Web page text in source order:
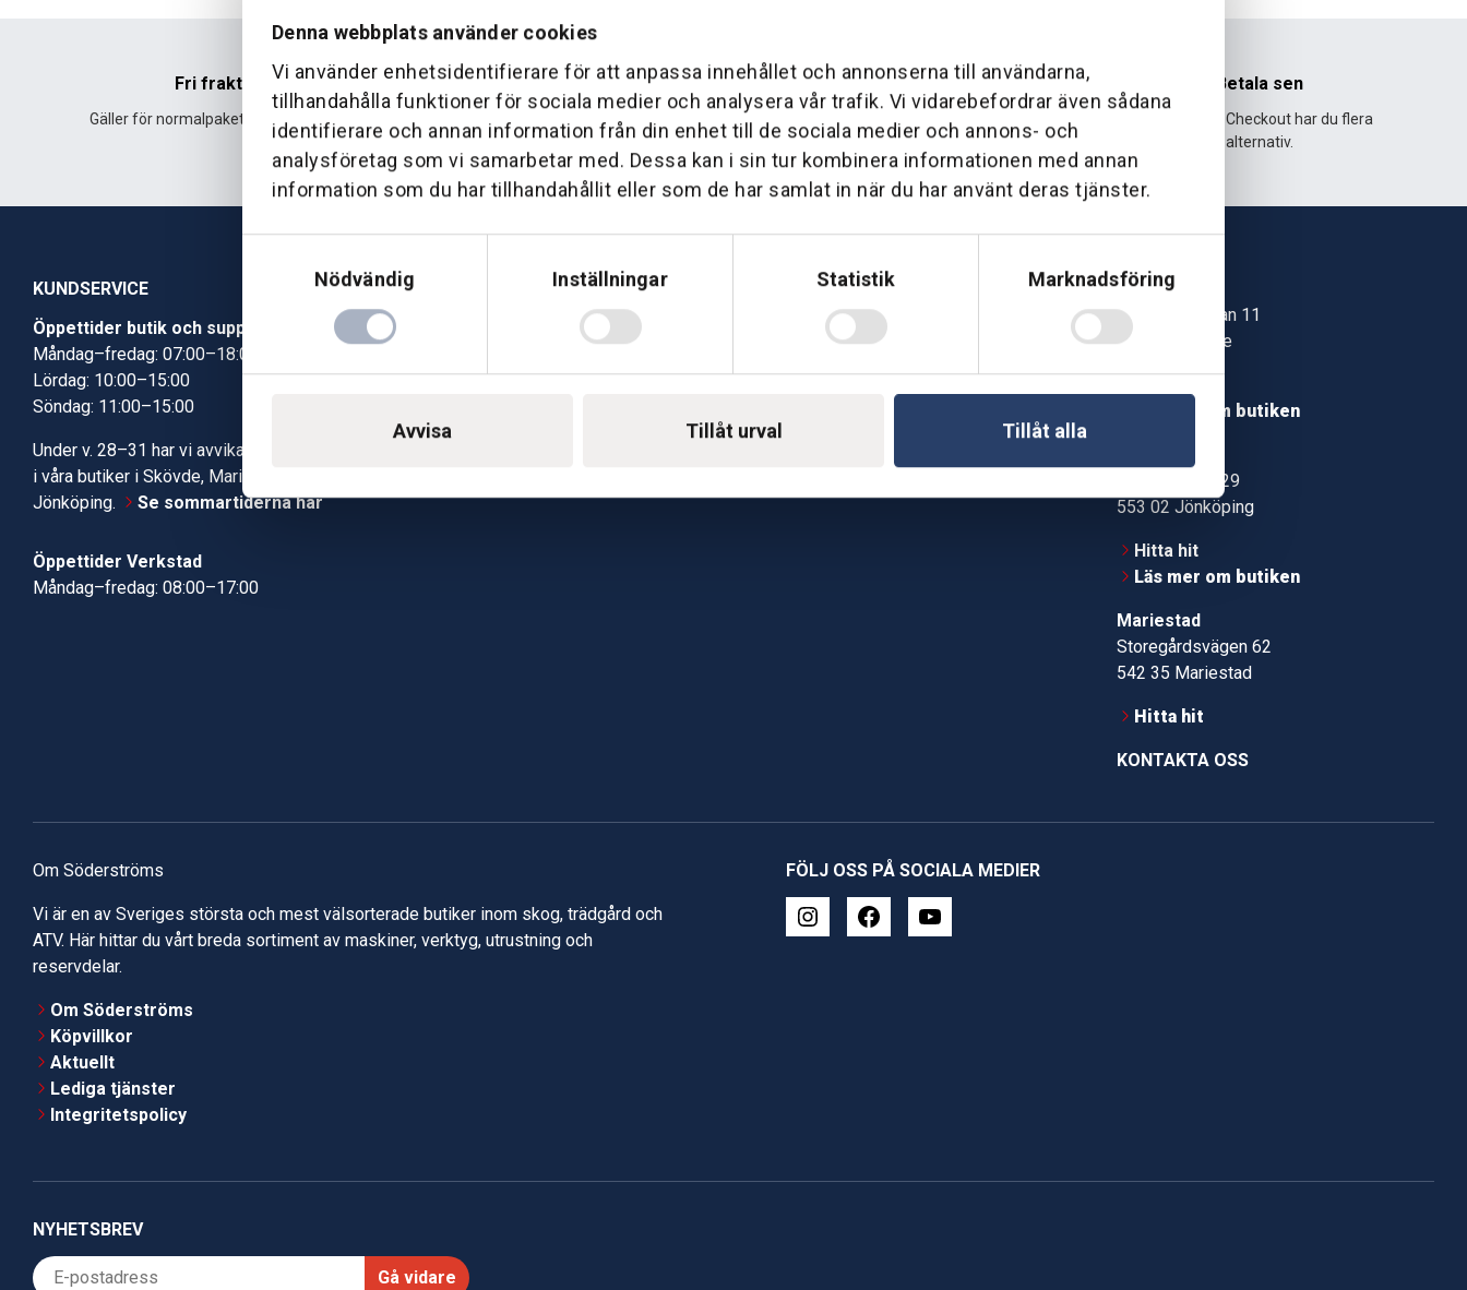
Denna webbplats använder cookies
Vi använder enhetsidentifierare för att anpassa innehållet och annonserna till användarna,
tillhandahålla funktioner för sociala medier och analysera vår trafik. Vi vidarebefordrar även sådana
identifierare och annan information från din enhet till de sociala medier och annons- och
analysföretag som vi samarbetar med. Dessa kan i sin tur kombinera informationen med annan
information som du har tillhandahållit eller som de har samlat in när du har använt deras tjänster.
Nödvändig
Inställningar Statistik Marknadsföring
Avvisa Tillåt urval Tillåt alla
Fri frakt
Gäller för normalpaket över 500 kr.
Hemleverans
Leverans fram till din dörr. Oavsett storlek.
Över 30 års erfarenhet
Företaget startade 1 januari 1995 och har
sedan dess haft en god tillväxt.
Betala sen
Med Klarna Checkout har du flera
alternativ.
KUNDSERVICE
Öppettider butik och support
Måndag–fredag: 07:00–18:00
Lördag: 10:00–15:00
Söndag: 11:00–15:00
Under v. 28–31 har vi avvikande öppettider
i våra butiker i Skövde, Mariestad och
Jönköping.
Se sommartiderna här
Öppettider Verkstad
Måndag–fredag: 08:00–17:00
Butik Skövde
Kundcenter
Boka tid i verkstad
Telefon: 0500-414 130
E-mail: support@soderstroms.nu
Gå till vår företagssupport
Skövde
Jonstorpsgatan 11
549 37 Skövde
Läs mer om butiken
Kämpevägen 29
553 02 Jönköping
Hitta hit
Läs mer om butiken
Mariestad
Storegårdsvägen 62
542 35 Mariestad
Hitta hit
KONTAKTA OSS
Om Söderströms
Vi är en av Sveriges största och mest välsorterade butiker inom skog, trädgård och
ATV. Här hittar du vårt breda sortiment av maskiner, verktyg, utrustning och
reservdelar.
Om Söderströms
Köpvillkor
Aktuellt
Lediga tjänster
Integritetspolicy
FÖLJ OSS PÅ SOCIALA MEDIER
NYHETSBREV
Gå vidare